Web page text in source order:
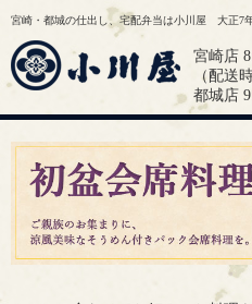
宮崎・都城の仕出し、宅配弁当は小川屋 大正7
宮崎店
（配送
都城店